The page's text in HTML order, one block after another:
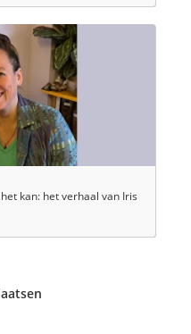
kan: het verhaal van Iris